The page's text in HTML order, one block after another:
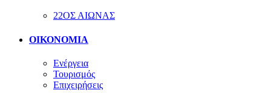
22ΟΣ ΑΙΩΝΑΣ
ΟΙΚΟΝΟΜΙΑ
Ενέργεια
Τουρισμός
Επιχειρήσεις